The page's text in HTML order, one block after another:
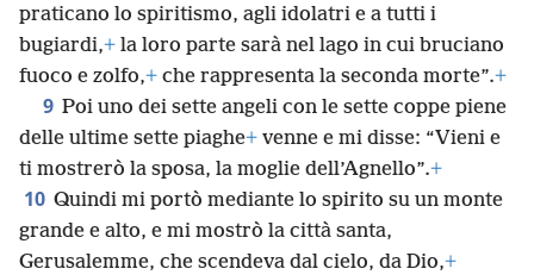
praticano lo spiritismo, agli idolatri e a tutti i
bugiardi,+ la loro parte sarà nel lago in cui bruciano
fuoco e zolfo,+ che rappresenta la seconda morte”.+
9 Poi uno dei sette angeli con le sette coppe piene
delle ultime sette piaghe+ venne e mi disse: “Vieni e
ti mostrerò la sposa, la moglie dell’Agnello”.+
10 Quindi mi portò mediante lo spirito su un monte
grande e alto, e mi mostrò la città santa,
Gerusalemme, che scendeva dal cielo, da Dio,+